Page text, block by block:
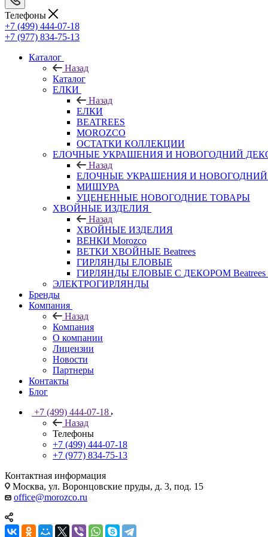
Телефоны
+7 (499) 444-07-18
+7 (977) 834-75-13
Каталог
Назад
Каталог
ЕЛКИ
Назад
ЕЛКИ
BEATREES
MOROZCO
ОСТАТКИ КОЛЛЕКЦИИ
ЕЛОЧНЫЕ УКРАШЕНИЯ И НОВОГОДНИЙ
Назад
ЕЛОЧНЫЕ УКРАШЕНИЯ И НОВОГОДНИЙ
МИШУРА
УЦЕНЕННЫЕ НОВОГОДНИЕ ТОВАРЫ
ХВОЙНЫЕ ИЗДЕЛИЯ
Назад
ХВОЙНЫЕ ИЗДЕЛИЯ
ВЕНКИ Morozco
ВЕТКИ ХВОЙНЫЕ Beatrees
ГИРЛЯНДЫ ЕЛОВЫЕ
ГИРЛЯНДЫ ЕЛОВЫЕ С ДЕКОРОМ Beatrees
ЭЛЕКТРОГИРЛЯНДЫ
Бренды
Компания
Назад
Компания
О компании
Лицензии
Новости
Партнеры
Контакты
Блог
+7 (499) 444-07-18
Назад
Телефоны
+7 (499) 444-07-18
+7 (977) 834-75-13
Контактная информация
Москва, ул. Воронцовские пруды, д. 3, под. 15
office@morozco.ru